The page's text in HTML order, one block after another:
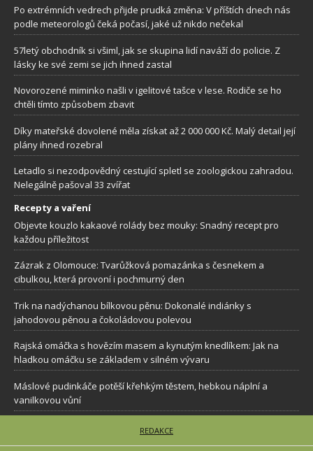
Po extrémních vedrech přijde prudká změna: V příštích dnech nás
podle meteorologů čeká počasí, jaké už nikdo nečekal
57letý obchodník si všiml, jak se skupina lidí naváží do policie. Z
lásky ke své zemi se jich ihned zastal
Novorozené miminko našli v igelitové tašce v lese. Rodiče se ho
chtěli tímto způsobem zbavit
Díky mateřské dovolené měla získat až 2 000 000 Kč. Malý detail její
plány ihned rozebral
Letadlo si nezodpovědný cestující spletl se zoologickou zahradou.
Nelegálně pašoval 33 zvířat
Recepty a vaření
Objevte kouzlo kakaové rolády bez mouky: Snadný recept pro
každou příležitost
Zázrak z Olomouce: Tvarůžková pomazánka s česnekem a
cibulkou, která provoní i pochmurný den
Trik na nadýchanou bílkovou pěnu: Dokonalé indiánky s
jahodovou pěnou a čokoládovou polevou
Rajská omáčka s hovězím masem a kynutým knedlíkem: Jak na
hladkou omáčku se základem v silném vývaru
Máslové pudinkáče potěší křehkým těstem, hebkou náplní a
vanilkovou vůní
REDAKCE